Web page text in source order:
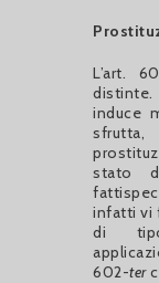
L’art.
induce
stato
infatti vi
di tipo
602-ter